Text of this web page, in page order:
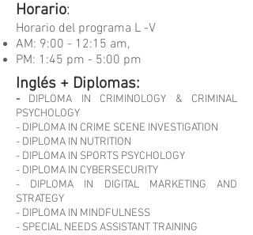
Horario:
Horario del programa L -V
AM: 9:00 - 12:15 am,
PM: 1:45 pm - 5:00 pm
Inglés + Diplomas:
- DIPLOMA IN CRIMINOLOGY & CRIMINAL
PSYCHOLOGY
- DIPLOMA IN CRIME SCENE INVESTIGATION
- DIPLOMA IN NUTRITION
- DIPLOMA IN SPORTS PSYCHOLOGY
- DIPLOMA IN CYBERSECURITY
- DIPLOMA IN DIGITAL MARKETING AND
STRATEGY
- DIPLOMA IN MINDFULNESS
- SPECIAL NEEDS ASSISTANT TRAINING